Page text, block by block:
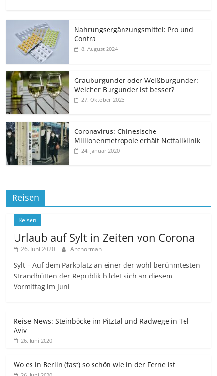
Nahrungsergänzungsmittel: Pro und
Contra
8. August 2024
Grauburgunder oder Weißburgunder:
Welcher Burgunder ist besser?
27. Oktober 2023
Coronavirus: Chinesische
Millionenmetropole erhält Notfallklinik
24. Januar 2020
Reisen
Reisen
Urlaub auf Sylt in Zeiten von Corona
26. Juni 2020 Anchorman
Sylt – Auf dem Parkplatz an einer der wohl berühmtesten
Strandhütten der Republik bildet sich an diesem
Vormittag im Juni
Reise-News: Steinböcke im Pitztal und Radwege in Tel
Aviv
26. Juni 2020
Wo es in Berlin (fast) so schön wie in der Ferne ist